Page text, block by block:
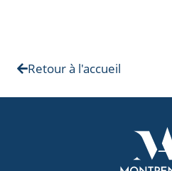
Retour à l'accueil